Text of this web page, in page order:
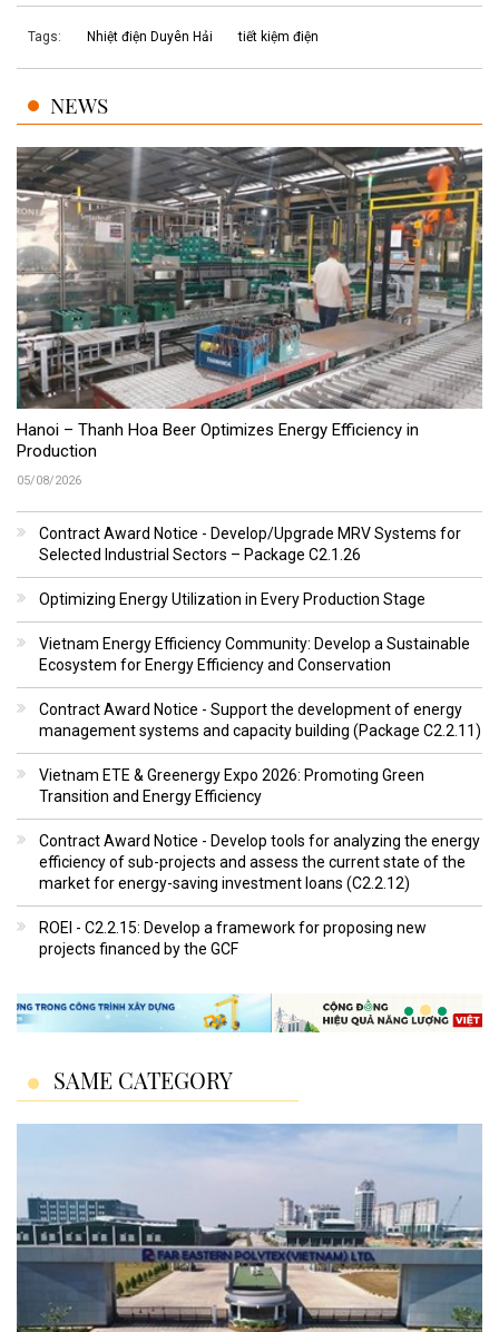
Tags: Nhiệt điện Duyên Hải tiết kiệm điện
NEWS
Hanoi – Thanh Hoa Beer Optimizes Energy Efficiency in
Production
05/08/2026
Contract Award Notice - Develop/Upgrade MRV Systems for
Selected Industrial Sectors – Package C2.1.26
Optimizing Energy Utilization in Every Production Stage
Vietnam Energy Efficiency Community: Develop a Sustainable
Ecosystem for Energy Efficiency and Conservation
Contract Award Notice - Support the development of energy
management systems and capacity building (Package C2.2.11)
Vietnam ETE & Greenergy Expo 2026: Promoting Green
Transition and Energy Efficiency
Contract Award Notice - Develop tools for analyzing the energy
efficiency of sub-projects and assess the current state of the
market for energy-saving investment loans (C2.2.12)
ROEI - C2.2.15: Develop a framework for proposing new
projects financed by the GCF
SAME CATEGORY